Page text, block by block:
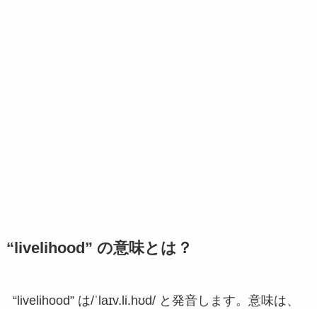
“livelihood” の意味とは？
“livelihood” は/ˈlaɪv.li.hʊd/ と発音します。意味は、